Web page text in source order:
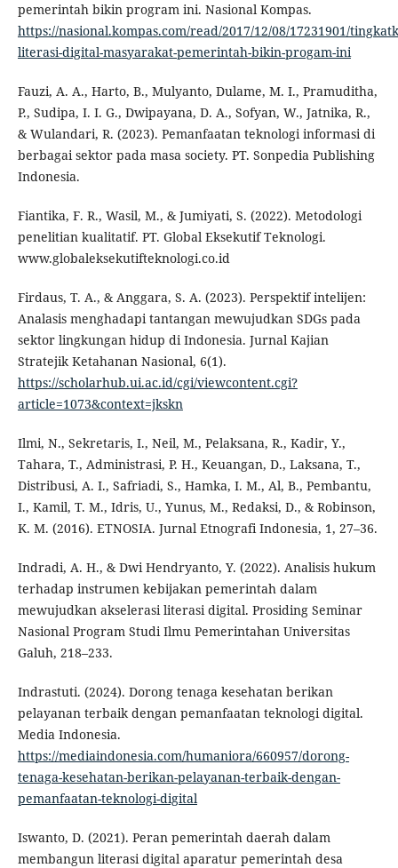
pemerintah bikin program ini. Nasional Kompas.
https://nasional.kompas.com/read/2017/12/08/17231901/
literasi-digital-masyarakat-pemerintah-bikin-progam-ini
Fauzi, A. A., Harto, B., Mulyanto, Dulame, M. I., Pramuditha,
P., Sudipa, I. I. G., Dwipayana, D. A., Sofyan, W., Jatnika, R.,
& Wulandari, R. (2023). Pemanfaatan teknologi informasi di
berbagai sektor pada masa society. PT. Sonpedia Publishing
Indonesia.
Fiantika, F. R., Wasil, M., & Jumiyati, S. (2022). Metodologi
penelitian kualitatif. PT. Global Eksekutif Teknologi.
www.globaleksekutifteknologi.co.id
Firdaus, T. A., & Anggara, S. A. (2023). Perspektif intelijen:
Analasis menghadapi tantangan mewujudkan SDGs pada
sektor lingkungan hidup di Indonesia. Jurnal Kajian
Stratejik Ketahanan Nasional, 6(1).
https://scholarhub.ui.ac.id/cgi/viewcontent.cgi?
article=1073&context=jkskn
Ilmi, N., Sekretaris, I., Neil, M., Pelaksana, R., Kadir, Y.,
Tahara, T., Administrasi, P. H., Keuangan, D., Laksana, T.,
Distribusi, A. I., Safriadi, S., Hamka, I. M., Al, B., Pembantu,
I., Kamil, T. M., Idris, U., Yunus, M., Redaksi, D., & Robinson,
K. M. (2016). ETNOSIA. Jurnal Etnografi Indonesia, 1, 27–36.
Indradi, A. H., & Dwi Hendryanto, Y. (2022). Analisis hukum
terhadap instrumen kebijakan pemerintah dalam
mewujudkan akselerasi literasi digital. Prosiding Seminar
Nasional Program Studi Ilmu Pemerintahan Universitas
Galuh, 218–233.
Indrastuti. (2024). Dorong tenaga kesehatan berikan
pelayanan terbaik dengan pemanfaatan teknologi digital.
Media Indonesia.
https://mediaindonesia.com/humaniora/660957/dorong-
tenaga-kesehatan-berikan-pelayanan-terbaik-dengan-
pemanfaatan-teknologi-digital
Iswanto, D. (2021). Peran pemerintah daerah dalam
membangun literasi digital aparatur pemerintah desa